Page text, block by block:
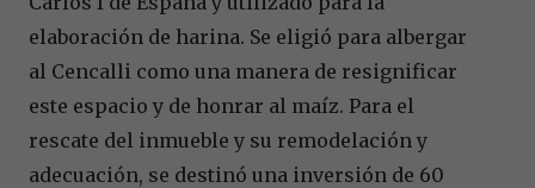
elaboración de harina. Se eligió para albergar
al Cencalli como una manera de resignificar
este espacio y de honrar al maíz. Para el
rescate del inmueble y su remodelación y
adecuación, se destinó una inversión de 60